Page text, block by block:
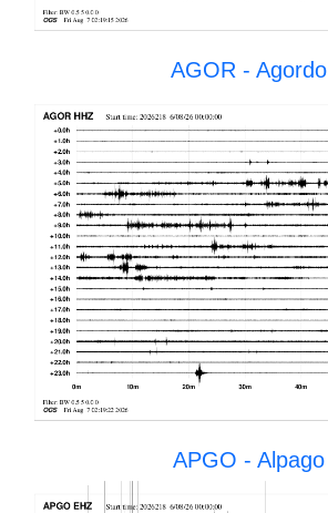
AGOR - Agordo
APGO - Alpago